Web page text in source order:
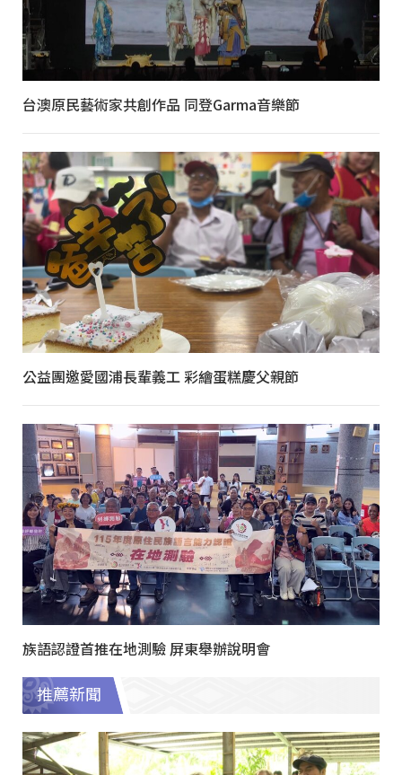
台澳原民藝術家共創作品 同登Garma音樂節
公益團邀愛國浦長輩義工 彩繪蛋糕慶父親節
族語認證首推在地測驗 屏東舉辦說明會
推薦新聞